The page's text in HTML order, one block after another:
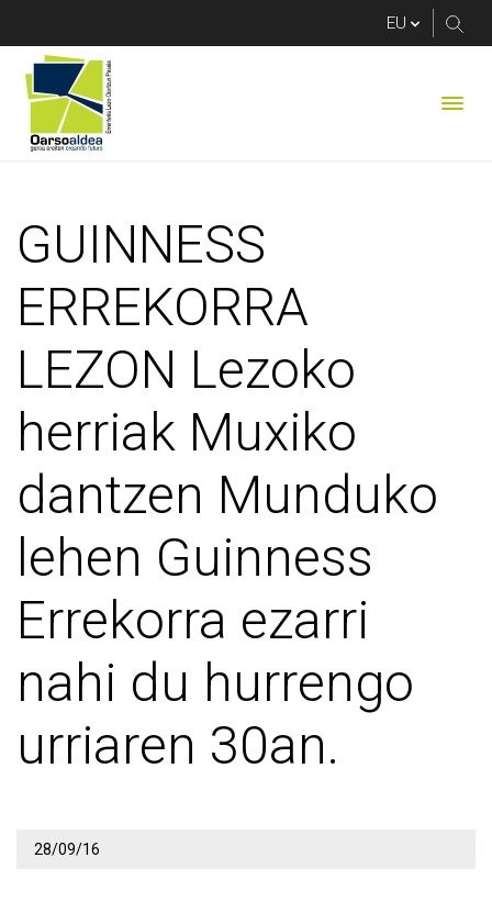
GUINNESS
ERREKORRA
LEZON Lezoko
herriak Muxiko
dantzen Munduko
lehen Guinness
Errekorra ezarri
nahi du hurrengo
urriaren 30an.
28/09/16